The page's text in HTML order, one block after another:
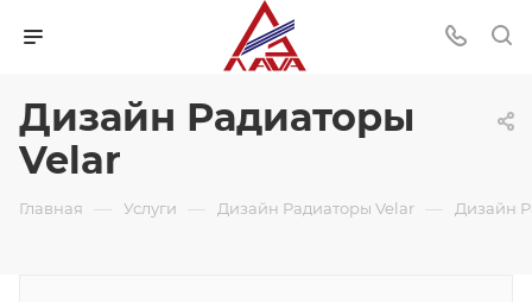
Дизайн Радиаторы
Velar
Главная — Услуги — Дизайн Радиаторы Velar — Дизайн